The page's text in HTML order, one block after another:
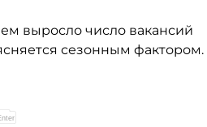
выросло число вакансий
сезонным фактором.